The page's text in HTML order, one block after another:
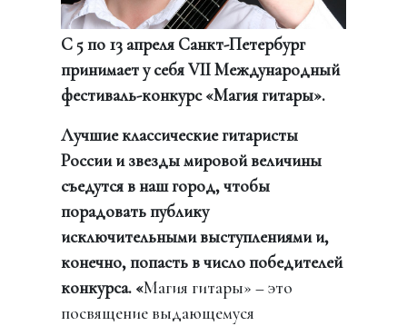
С 5 по 13 апреля Санкт-Петербург
принимает у себя VII Международный
фестиваль-конкурс «Магия гитары».
Лучшие классические гитаристы
России и звезды мировой величины
съедутся в наш город, чтобы
порадовать публику
исключительными выступлениями и,
конечно, попасть в число победителей
конкурса. «Магия гитары» – это
посвящение выдающемуся